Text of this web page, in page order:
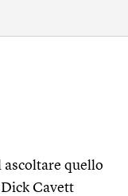
ascoltare quello
Cavett